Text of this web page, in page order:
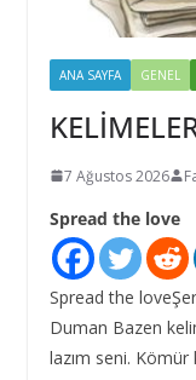
ANA SAYFA GENEL
7 Ağustos 2026
Spread the love
Spread the
Duman Bazen
lazım seni. Kömür